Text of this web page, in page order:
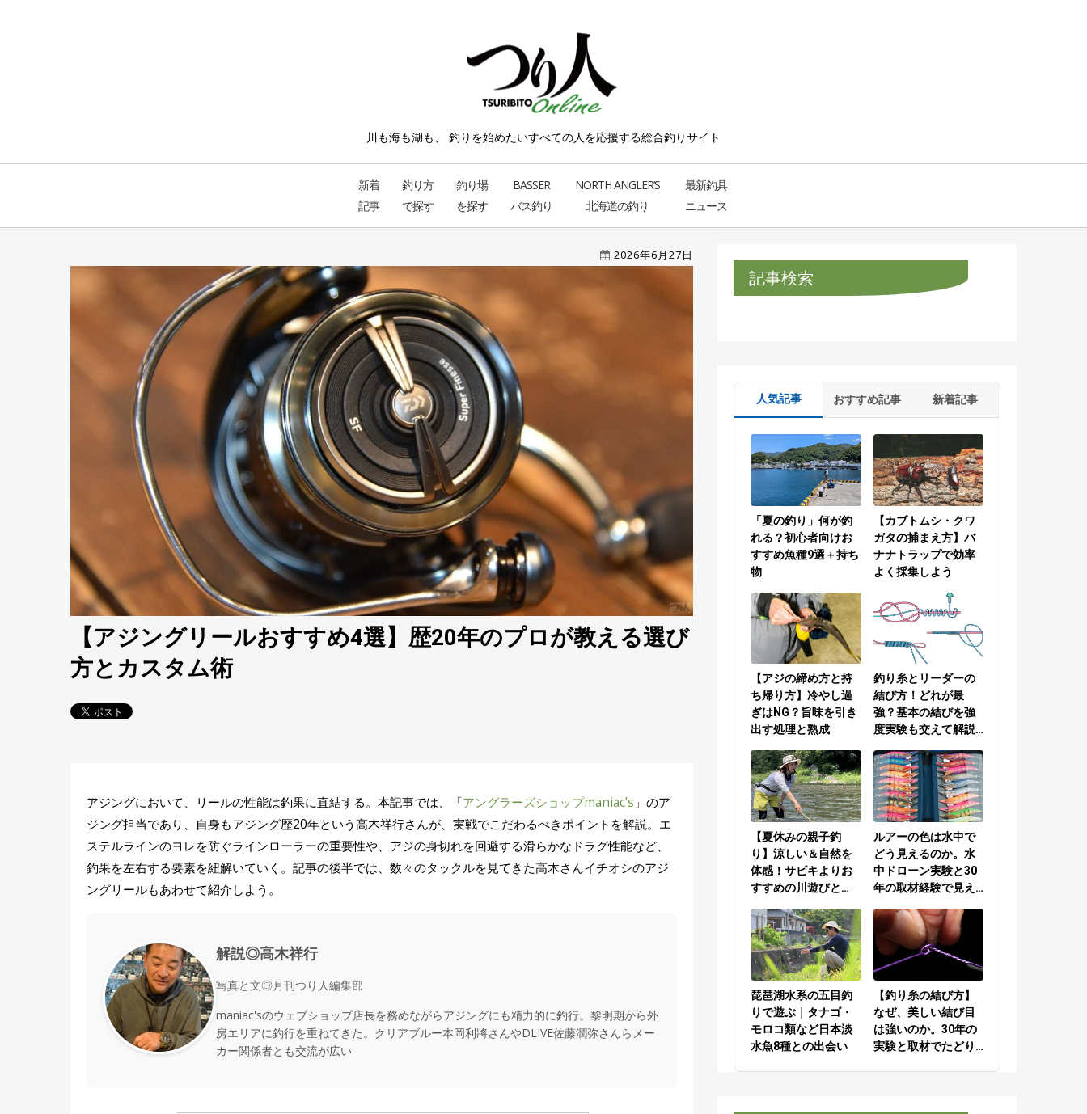
川も海も湖も、 釣りを始めたいすべての人を応援する総合釣りサイト
新着
記事
釣り方
で探す
釣り場
を探す
BASSER
バス釣り
NORTH ANGLER’S
北海道の釣り
最新釣具
ニュース
2026年6月27日
【アジングリールおすすめ4選】歴20年のプロが教える選び
方とカスタム術
アジングにおいて、リールの性能は釣果に直結する。本記事では、「アングラーズショップmaniac’s 」のア
ジング担当であり、自身もアジング歴20年という高木祥行さんが、実戦でこだわるべきポイントを解説。エ
ステルラインのヨレを防ぐラインローラーの重要性や、アジの身切れを回避する滑らかなドラグ性能など、
釣果を左右する要素を紐解いていく。記事の後半では、数々のタックルを見てきた高木さんイチオシのアジ
ングリールもあわせて紹介しよう。
解説◎高木祥行
写真と文◎月刊つり人編集部
maniac'sのウェブショップ店長を務めながらアジングにも精力的に釣行。黎明期から外
房エリアに釣行を重ねてきた。クリアブルー本岡利將さんやDLIVE佐藤潤弥さんらメー
カー関係者とも交流が広い
記事検索
人気記事 おすすめ記事 新着記事
「夏の釣り」何が釣
れる？初心者向けお
すすめ魚種9選＋持ち
物
【カブトムシ・クワ
ガタの捕まえ方】バ
ナナトラップで効率
よく採集しよう
【アジの締め方と持
ち帰り方】冷やし過
ぎはNG？旨味を引き
出す処理と熟成
釣り糸とリーダーの
結び方！どれが最
強？基本の結びを強
度実験も交えて解説
ーの結び方編
【夏休みの親子釣
り】涼しい＆自然を
体感！サビキよりお
すすめの川遊びと
ルアーの色は水中で
どう見えるのか。水
中ドローン実験と30
年の取材経験で見え
琵琶湖水系の五目釣
りで遊ぶ｜タナゴ・
モロコ類など日本淡
水魚8種との出会い
【釣り糸の結び方】
なぜ、美しい結び目
は強いのか。30年の
実験と取材でたどり